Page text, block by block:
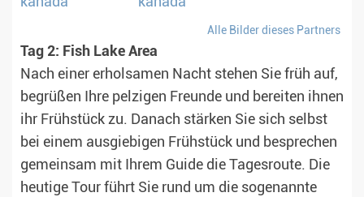
Alle Bilder dieses Partners
Tag 2: Fish Lake Area
Nach einer erholsamen Nacht stehen Sie früh auf,
begrüßen Ihre pelzigen Freunde und bereiten ihnen
ihr Frühstück zu. Danach stärken Sie sich selbst
bei einem ausgiebigen Frühstück und besprechen
gemeinsam mit Ihrem Guide die Tagesroute. Die
heutige Tour führt Sie rund um die sogenannte